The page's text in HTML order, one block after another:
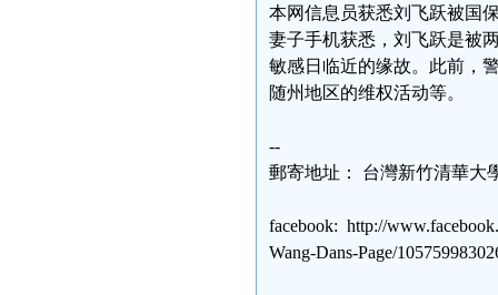
本网信息员获悉刘飞跃被国
妻子手机获悉，刘飞跃是被
敏感日临近的缘故。此前，
随州地区的维权活动等。
--
郵寄地址： 台灣新竹清華大
facebook: http://
Wang-Dans-Page/